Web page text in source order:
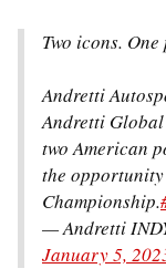
Two icons.
Andretti
Andretti
two American
the
Championship.
— Andretti
January 5,